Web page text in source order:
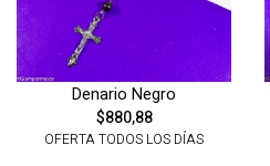
Denario Negro
$880,88
OFERTA TODOS LOS DÍAS